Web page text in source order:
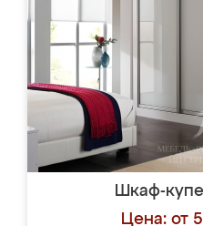
Шкаф-
Цена: от